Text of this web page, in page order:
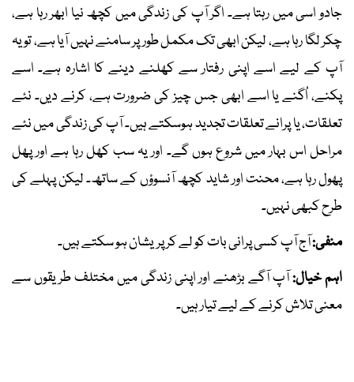
جادو اسی میں رہتا ہے۔ اگر آپ کی زندگی میں کچھ نیا ابھر رہا ہے،
چکر لگا رہا ہے، لیکن ابھی تک مکمل طور پر سامنے نہیں آیا ہے، تو یہ
آپ کے لیے اسے اپنی رفتار سے کھلنے دینے کا اشارہ ہے۔ اسے
پکنے، اُگنے یا اسے ابھی جس چیز کی ضرورت ہے، کرنے دیں۔ نئے
تعلقات، یا پرانے تعلقات تجدید ہوسکتے ہیں۔ آپ کی زندگی میں نئے
مراحل اس بہار میں شروع ہوں گے۔ اور یہ سب کھل رہا ہے اور پھل
پھول رہا ہے، محنت اور شاید کچھ آنسوؤں کے ساتھ۔ لیکن پہلے کی
طرح کبھی نہیں۔
منفی:آج آپ کسی پرانی بات کو لے کر پریشان ہو سکتے ہیں۔
اہم خیال:آپ آگے بڑھنے اور اپنی زندگی میں مختلف طریقوں سے
معنی تلاش کرنے کے لیے تیار ہیں۔